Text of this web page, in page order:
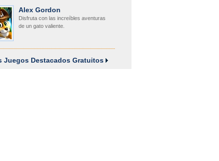
Alex Gordon
Disfruta con las increíbles aventuras
de un gato valiente.
Juegos Destacados Gratuitos